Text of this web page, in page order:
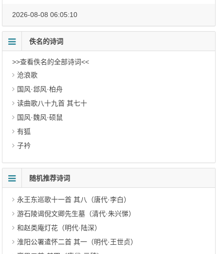
2026-08-08 06:05:10
佚名的诗词
>>查看佚名的全部诗词<<
沧浪歌
国风·邶风·柏舟
读曲歌八十九首 其七十
国风·魏风·硕鼠
有狐
子衿
随机推荐诗词
永王东巡歌十一首 其八（唐代·李白）
游石陵谒倪文卿先生墓（清代·朱兴悌）
和赵类庵灯花（明代·陆深）
淮阳公署遣怀二首 其一（明代·王世贞）